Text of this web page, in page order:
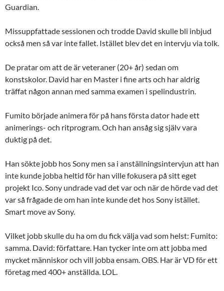
Guardian.
Missuppfattade sessionen och trodde David skulle bli inbjud
också men så var inte fallet. Istället blev det en intervju via tolk.
De pratar om att de är veteraner (20+ år) sedan om
konstskolor. David har en Master i fine arts och har aldrig
träffat någon annan med samma examen i spelindustrin.
Fumito började animera för på hans första dator hade ett
animerings- och ritprogram. Och han ansåg sig själv vara
duktig på det.
Han sökte jobb hos Sony men sa i anställningsintervjun att han
inte kunde jobba heltid för han ville fokusera på sitt eget
projekt Ico. Sony undrade vad det var och när de hörde vad det
var så frågade de om han inte kunde det hos Sony istället.
Smart move av Sony.
Vilket jobb skulle du ha om du fick välja vad som helst: Fumito:
samma. David: författare. Han tycker inte om att jobba med
mycket människor och vill jobba ensam. OBS. Har är VD för ett
företag med 400+ anställda. LOL.